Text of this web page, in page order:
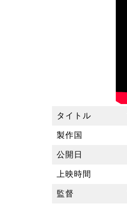
タイトル
製作国
公開日
上映時間
監督